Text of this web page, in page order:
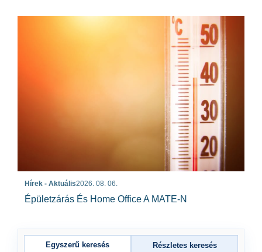
Hírek - Aktuális2026. 08. 06.
Épületzárás És Home Office A MATE-N
Egyszerű keresés Részletes keresés